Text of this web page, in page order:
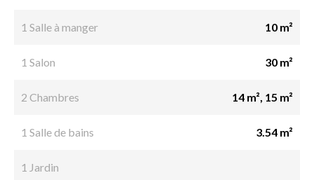
1 Salle à manger 10 m²
1 Salon 30 m²
2 Chambres 14 m², 15 m²
1 Salle de bains 3.54 m²
1 Jardin